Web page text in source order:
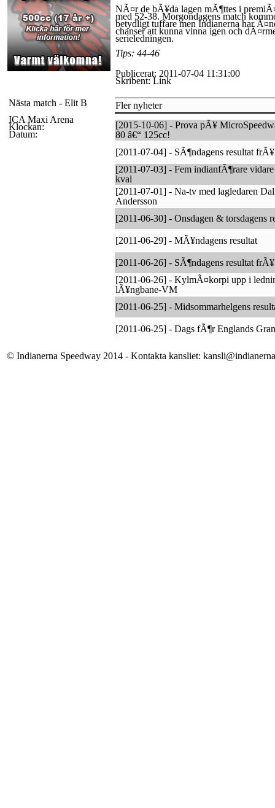
Nästa match - Elit B
ICA Maxi Arena
Klockan:
Datum:
NÃ¤r de bÃ¥da lagen mÃ¶ttes i
med 52-38. Morgondagens match
betydligt tuffare men Indianerna har
chanser att kunna vinna igen och
serieledningen.
Tips: 44-46
Publicerat: 2011-07-04 11:31:00
Skribent: Link
Fler nyheter
[2015-10-06] - Prova pÃ¥
80 â€“ 125cc!
[2011-07-04] - SÃ¶ndagens resultat
[2011-07-03] - Fem indianfÃ¶rare
kval
[2011-07-01] - Na-tv med lagledaren
Andersson
[2011-06-30] - Onsdagen & torsdagens
[2011-06-29] - MÃ¥ndagens resultat
[2011-06-26] - SÃ¶ndagens resultat
[2011-06-26] - KylmÃ¤korpi upp i
lÃ¥ngbane-VM
[2011-06-25] - Midsommarhelgens
[2011-06-25] - Dags fÃ¶r Englands
© Indianerna Speedway 2014 - Kontakta kansliet: